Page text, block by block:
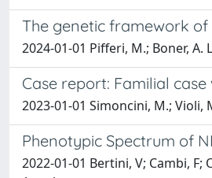
The genetic framework
2024-01-01 Pifferi, M.; Boner, A.
Case report: Familial
2023-01-01 Simoncini, M.; Violi,
Phenotypic Spectrum of
2022-01-01 Bertini, V; Cambi,